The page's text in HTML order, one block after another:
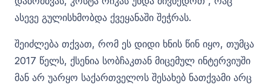
ასევე გულისხმობდა ქვეყანაში შეჭრას.
შეიძლება თქვათ, რომ ეს დიდი ხნის წინ იყო, თუმცა
2017 წელს, ქსენია სობჩაკთან მიცემულ ინტერვიუში
მან არ უარყო საქართველოს შესახებ ნათქვამი არც